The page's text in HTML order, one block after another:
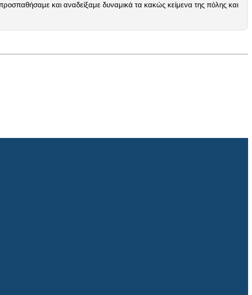
και αναδείξαμε δυναμικά τα κακώς κείμενα της πόλης και